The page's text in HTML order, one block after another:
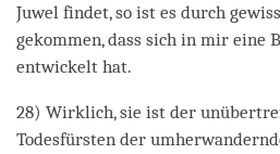
Juwel findet, so ist es durch
gekommen, dass sich in mir eine
entwickelt hat.
28) Wirklich, sie ist der
Todesfürsten der